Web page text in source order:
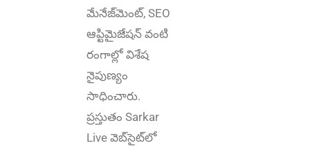
మేనేజ్‌మెంట్‌, SEO
ఆప్టిమైజేషన్‌ వంటి
రంగాల్లో విశేష
నైపుణ్యం
సాధించారు.
ప్రస్తుతం Sarkar
Live వెబ్‌సైట్‌లో